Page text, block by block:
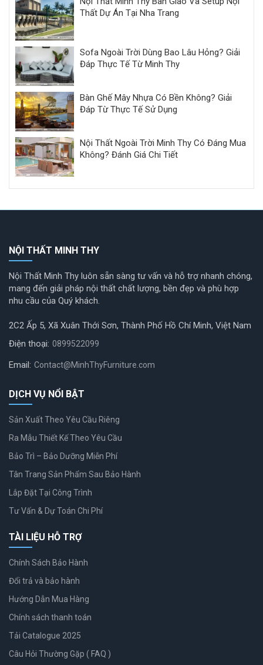
Thất Dự Án Tại Nha Trang
Sofa Ngoài Trời Dùng Bao Lâu Hỏng? Giải
Đáp Thực Tế Từ Minh Thy
Bàn Ghế Mây Nhựa Có Bền Không? Giải
Đáp Từ Thực Tế Sử Dụng
Nội Thất Ngoài Trời Minh Thy Có Đáng Mua
Không? Đánh Giá Chi Tiết
NỘI THẤT MINH THY
Nội Thất Minh Thy luôn sẵn sàng tư vấn và hỗ trợ nhanh chóng,
mang đến giải pháp nội thất chất lượng, bền đẹp và phù hợp
nhu cầu của Quý khách.
2C2 Ấp 5, Xã Xuân Thới Sơn, Thành Phố Hồ Chí Minh, Việt Nam
Điện thoại: 0899522099
Email: Contact@MinhThyFurniture.com
DỊCH VỤ NỔI BẬT
Sản Xuất Theo Yêu Cầu Riêng
Ra Mẫu Thiết Kế Theo Yêu Cầu
Bảo Trì – Bảo Dưỡng Miễn Phí
Tân Trang Sản Phẩm Sau Bảo Hành
Lắp Đặt Tại Công Trình
Tư Vấn & Dự Toán Chi Phí
TÀI LIỆU HỖ TRỢ
Chính Sách Bảo Hành
Đổi trả và bảo hành
Hướng Dẫn Mua Hàng
Chính sách thanh toán
Tải Catalogue 2025
Câu Hỏi Thường Gặp ( FAQ )